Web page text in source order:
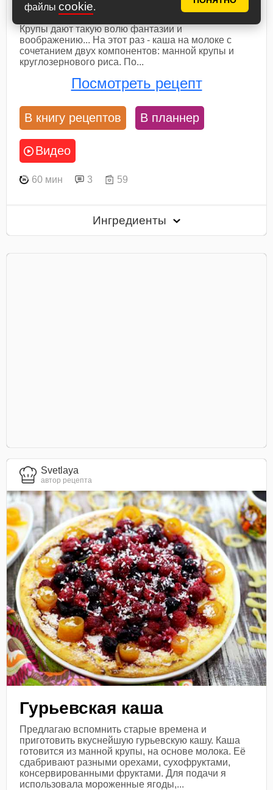
файлы cookie.
Мой завтрак не проходит без экспериментов.
Крупы дают такую волю фантазии и
воображению... На этот раз - каша на молоке с
сочетанием двух компонентов: манной крупы и
круглозернового риса. По...
Посмотреть рецепт
В книгу рецептов В планнер
Видео
60 мин 3 59
Ингредиенты
Svetlaya
автор рецепта
Гурьевская каша
Предлагаю вспомнить старые времена и
приготовить вкуснейшую гурьевскую кашу. Каша
готовится из манной крупы, на основе молока. Её
сдабривают разными орехами, сухофруктами,
консервированными фруктами. Для подачи я
использовала мороженные ягоды,...